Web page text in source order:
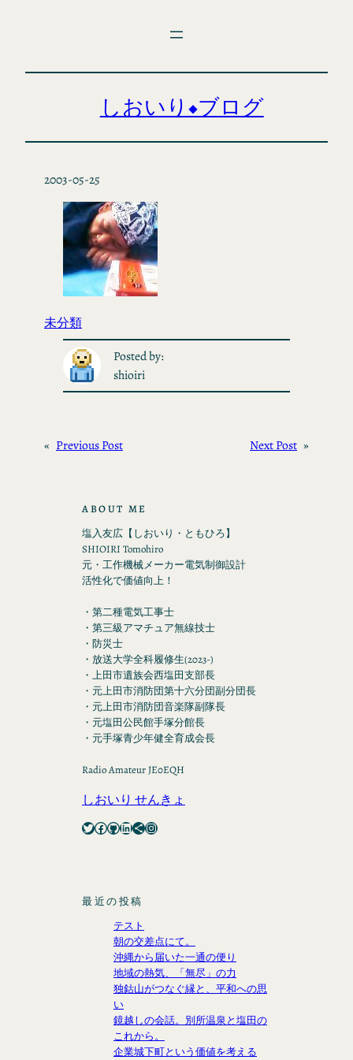
しおいり◆ブログ
2003-05-25
未分類
Posted by:
shioiri
« Previous Post Next Post »
ABOUT ME
塩入友広【しおいり・ともひろ】
SHIOIRI Tomohiro
元・工作機械メーカー電気制御設計
活性化で価値向上！
・第二種電気工事士
・第三級アマチュア無線技士
・防災士
・放送大学全科履修生(2023-)
・上田市遺族会西塩田支部長
・元上田市消防団第十六分団副分団長
・元上田市消防団音楽隊副隊長
・元塩田公民館手塚分館長
・元手塚青少年健全育成会長
Radio Amateur JE0EQH
しおいり せんきょ
Twitter Facebook GitHub LinkedIn Share Icon Instagram
最近の投稿
テスト
朝の交差点にて。
沖縄から届いた一通の便り
地域の熱気、「無尽」の力
独鈷山がつなぐ縁と、平和への思
い
鏡越しの会話。別所温泉と塩田の
これから。
企業城下町という価値を考える